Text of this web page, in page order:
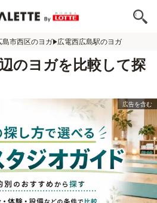
島市西区のヨガ 広電西広島駅のヨガ
のヨガを比較して探